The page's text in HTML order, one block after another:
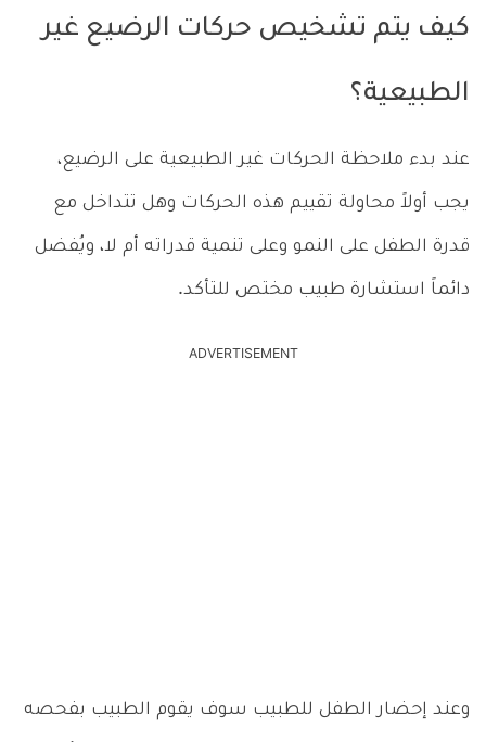
كيف يتم تشخيص حركات الرضيع غير
الطبيعية؟
عند بدء ملاحظة الحركات غير الطبيعية على الرضيع،
يجب أولاً محاولة تقييم هذه الحركات وهل تتداخل مع
قدرة الطفل على النمو وعلى تنمية قدراته أم لا، ويُفضل
دائماً استشارة طبيب مختص للتأكد.
ADVERTISEMENT
وعند إحضار الطفل للطبيب سوف يقوم الطبيب بفحصه